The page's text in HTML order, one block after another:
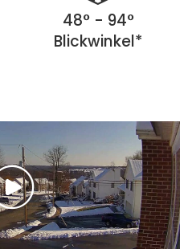
48° - 94°
Blickwinkel*